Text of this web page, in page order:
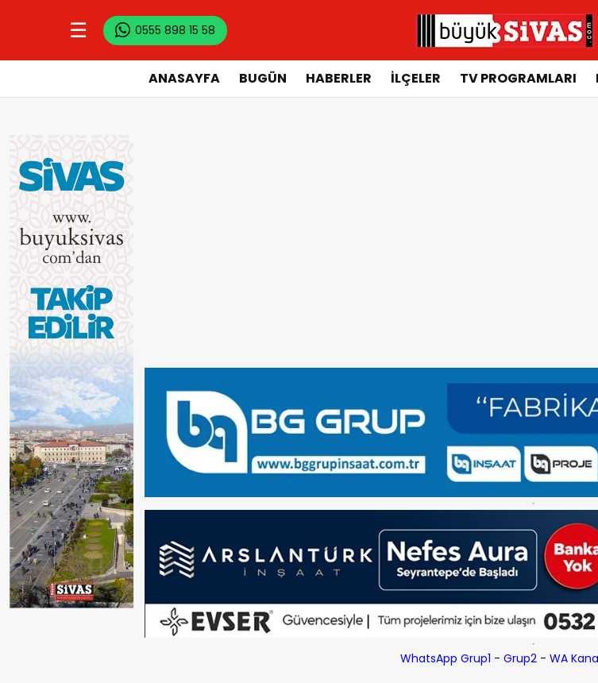
☰ 0555 898 15 58
ANASAYFA BUGÜN HABERLER İLÇELER TV PROGRAMLARI
WhatsApp Grup1 - Grup2- WA